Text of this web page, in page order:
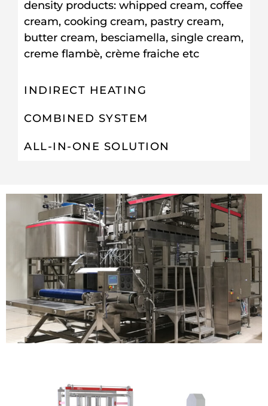
density products: whipped cream, coffee
cream, cooking cream, pastry cream,
butter cream, besciamella, single cream,
creme flambè, crème fraiche etc
INDIRECT HEATING
COMBINED SYSTEM
ALL-IN-ONE SOLUTION